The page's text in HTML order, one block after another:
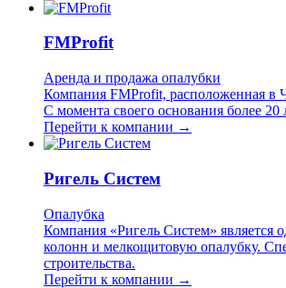
FMProfit
Аренда и продажа опалубки
Компания FMProfit, расположенная в
С момента своего основания более 20
Перейти к компании →
Ригель Систем
Опалубка
Компания «Ригель Систем» является
колонн и мелкощитовую опалубку.
строительства.
Перейти к компании →